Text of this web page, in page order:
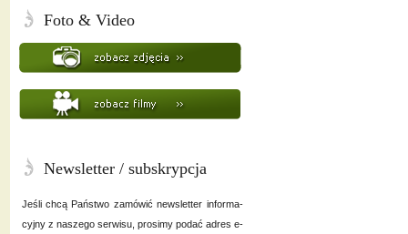
Foto & Video
Newsletter / subskrypcja
Jeśli chcą Państwo zamówić newsletter informa-
cyjny z naszego serwisu, prosimy podać adres e-